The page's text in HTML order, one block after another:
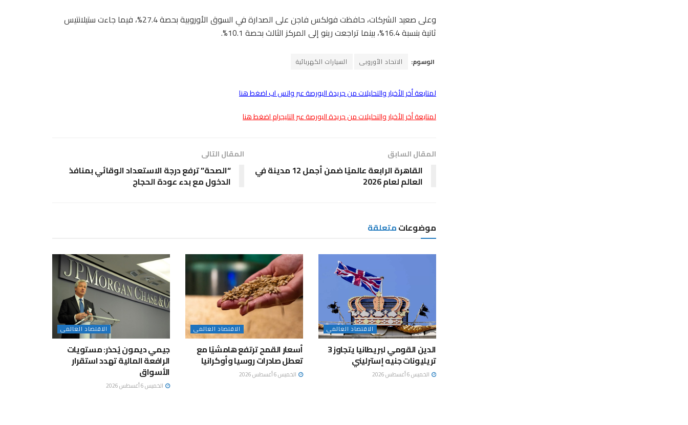
وعلى صعيد الشركات، حافظت فولكس فاجن على الصدارة في السوق الأوروبية بحصة 27.4%، فيما جاءت ستيلانتيس
ثانية بنسبة 16.4%، بينما تراجعت رينو إلى المركز الثالث بحصة 10.1%.
الوسوم: الاتحاد الأوروبى السيارات الكهربائية
لمتابعة أخر الأخبار والتحليلات من جريدة البورصة عبر واتس اب اضغط هنا
لمتابعة أخر الأخبار والتحليلات من جريدة البورصة عبر التليجرام اضغط هنا
المقال السابق
القاهرة الرابعة عالميًا ضمن أجمل 12 مدينة في
العالم لعام 2026
المقال التالى
“الصحة” ترفع درجة الاستعداد الوقائي بمنافذ
الدخول مع بدء عودة الحجاج
موضوعاتمتعلقة
الاقتصاد العالمى
الدين القومي لبريطانيا يتجاوز 3
تريليونات جنيه إسترليني
الخميس 6 أغسطس 2026
الاقتصاد العالمى
أسعار القمح ترتفع هامشيًا مع
تعطل صادرات روسيا وأوكرانيا
الخميس 6 أغسطس 2026
الاقتصاد العالمى
جيمي ديمون يُحذر: مستويات
الرافعة المالية تهدد استقرار
الأسواق
الخميس 6 أغسطس 2026